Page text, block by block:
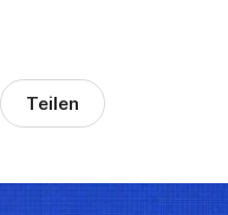
Teilen